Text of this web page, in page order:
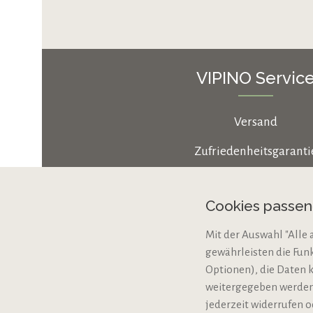
VIPINO
Versand
Cookie-Einstellungen
Bio-Zertifizierung
VERTRAG
Cookies
Mit der Auswahl "Alle
gewährleisten die
Optionen), die Daten
weitergegeben
jederzeit widerrufen